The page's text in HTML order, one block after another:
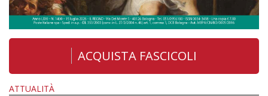
ACQUISTA FASCICOLI
ATTUALITÀ